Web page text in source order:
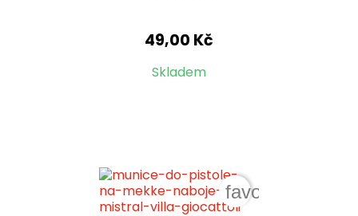
49,00 Kč
Skladem
favorite_border